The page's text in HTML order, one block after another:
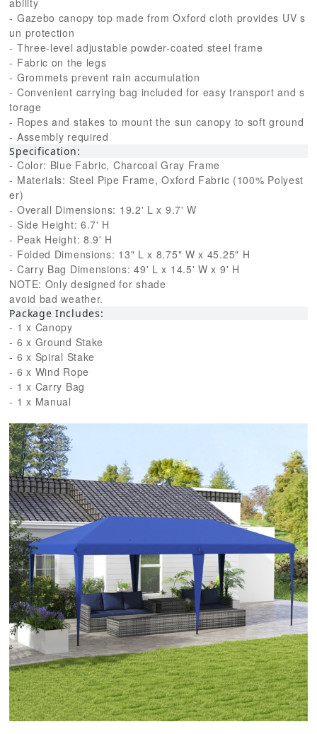
ability
- Gazebo canopy top made from Oxford cloth provides UV s
un protection
- Three-level adjustable powder-coated steel frame
- Fabric on the legs
- Grommets prevent rain accumulation
- Convenient carrying bag included for easy transport and s
torage
- Ropes and stakes to mount the sun canopy to soft ground
- Assembly required
Specification:
- Color: Blue Fabric, Charcoal Gray Frame
- Materials: Steel Pipe Frame, Oxford Fabric (100% Polyest
er)
- Overall Dimensions: 19.2' L x 9.7' W
- Side Height: 6.7' H
- Peak Height: 8.9' H
- Folded Dimensions: 13" L x 8.75" W x 45.25" H
- Carry Bag Dimensions: 49' L x 14.5' W x 9' H
NOTE: Only designed for shade
avoid bad weather.
Package Includes:
- 1 x Canopy
- 6 x Ground Stake
- 6 x Spiral Stake
- 6 x Wind Rope
- 1 x Carry Bag
- 1 x Manual